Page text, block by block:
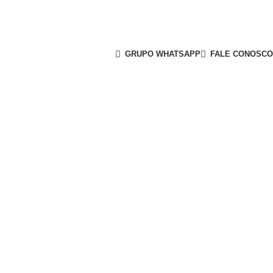
GRUPO WHATSAPP FALE CONOSCO